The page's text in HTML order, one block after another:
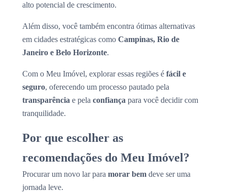
alto potencial de crescimento.
Além disso, você também encontra ótimas alternativas
em cidades estratégicas como Campinas, Rio de
Janeiro e Belo Horizonte.
Com o Meu Imóvel, explorar essas regiões é fácil e
seguro, oferecendo um processo pautado pela
transparência e pela confiança para você decidir com
tranquilidade.
Por que escolher as
recomendações do Meu Imóvel?
Procurar um novo lar para morar bem deve ser uma
jornada leve.